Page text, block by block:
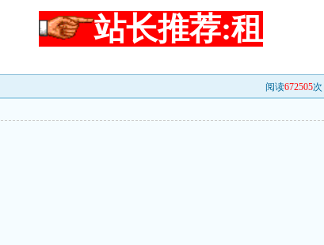
站长推荐:租
阅读672505次 |